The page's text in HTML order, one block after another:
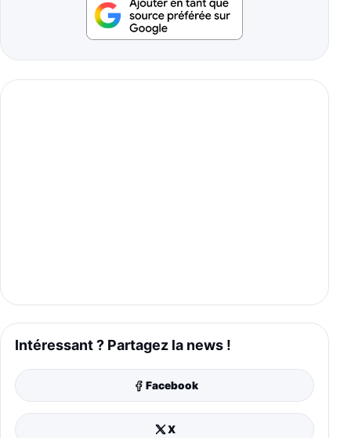
Intéressant ? Partagez la news !
Facebook
X